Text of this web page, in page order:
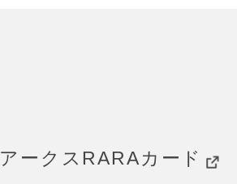
アークスRARAカード